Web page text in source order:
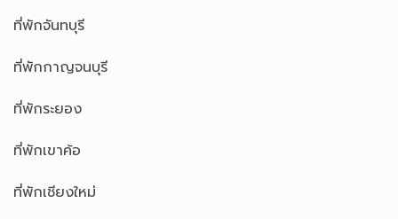
ที่พักจันทบุรี
ที่พักกาญจนบุรี
ที่พักระยอง
ที่พักเขาค้อ
ที่พักเชียงใหม่